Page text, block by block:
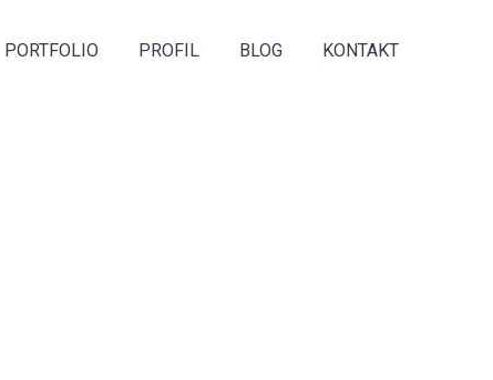
PORTFOLIO PROFIL BLOG KONTAKT